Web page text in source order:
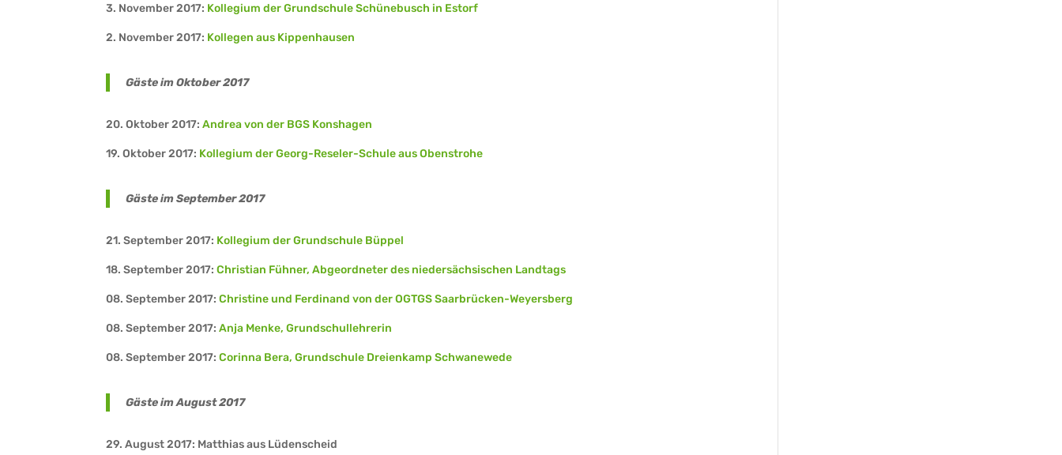
3. November 2017: Kollegium der Grundschule Schünebusch in Estorf
2. November 2017: Kollegen aus Kippenhausen
Gäste im Oktober 2017
20. Oktober 2017:Andrea von der BGS Konshagen
19. Oktober 2017: Kollegium der Georg-Reseler-Schule aus Obenstrohe
Gäste im September 2017
21. September 2017: Kollegium der Grundschule Büppel
18. September 2017:Christian Fühner, Abgeordneter des niedersächsischen Landtags
08. September 2017:Christine und Ferdinand von der OGTGS Saarbrücken-Weyersberg
08. September 2017:Anja Menke, Grundschullehrerin
08. September 2017:Corinna Bera, Grundschule Dreienkamp Schwanewede
Gäste im August 2017
29. August 2017: Matthias aus Lüdenscheid